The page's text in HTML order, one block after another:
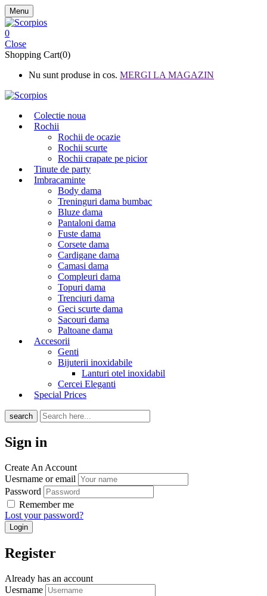
Menu
0
Close
Shopping Cart(0)
Nu sunt produse in cos. MERGI LA MAGAZIN
Colectie noua
Rochii
Rochii de ocazie
Rochii scurte
Rochii crapate pe picior
Tinute de party
Imbracaminte
Body dama
Treninguri dama bumbac
Bluze dama
Pantaloni dama
Fuste dama
Corsete dama
Cardigane dama
Camasi dama
Compleuri dama
Topuri dama
Trenciuri dama
Geci scurte dama
Sacouri dama
Paltoane dama
Accesorii
Genti
Bijuterii inoxidabile
Lanturi otel inoxidabil
Cercei Eleganti
Special Prices
search
Sign in
Create An Account
Uesrname or email
Password
Remember me
Lost your password?
Register
Already has an account
Uesrname